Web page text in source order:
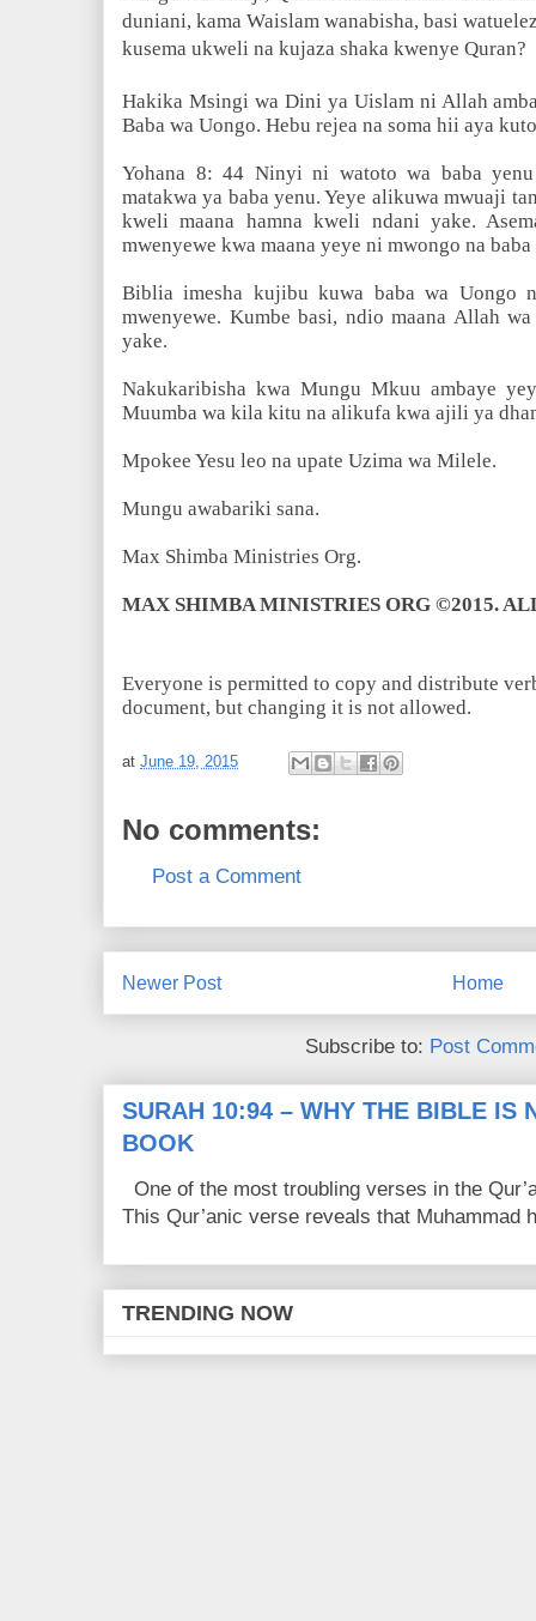
duniani, kama Waislam wanabisha, basi
kusema ukweli na kujaza shaka kwenye Quran?
Hakika Msingi wa Dini ya Uislam ni Allah
Baba wa Uongo. Hebu rejea na soma hii aya
Yohana 8: 44 Ninyi ni watoto wa baba
matakwa ya baba yenu. Yeye alikuwa mwuaji
kweli maana hamna kweli ndani yake.
mwenyewe kwa maana yeye ni mwongo na
Biblia imesha kujibu kuwa baba wa Uongo
mwenyewe. Kumbe basi, ndio maana Allah
yake.
Nakukaribisha kwa Mungu Mkuu ambaye
Muumba wa kila kitu na alikufa kwa ajili ya
Mpokee Yesu leo na upate Uzima wa Milele.
Mungu awabariki sana.
Max Shimba Ministries Org.
MAX SHIMBA MINISTRIES ORG ©2015.
Everyone is permitted to copy and distribute
document, but changing it is not allowed.
at June 19, 2015
No comments:
Post a Comment
Newer Post Home
Subscribe to: Post
SURAH 10:94 – WHY THE BIBLE IS
BOOK
One of the most troubling verses in the
This Qur’anic verse reveals that Muhammad
TRENDING NOW